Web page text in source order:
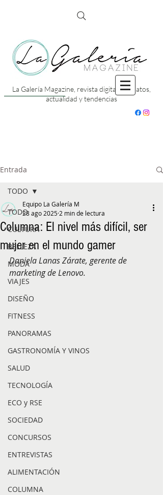
La Galería Magazine, revista digital con datos,
actualidad y tendencias
Entrada
TODO
CULTURA
BELLEZA
MODA
VIAJES
DISEÑO
FITNESS
PANORAMAS
GASTRONOMÍA Y VINOS
SALUD
TECNOLOGÍA
ECO y RSE
SOCIEDAD
CONCURSOS
ENTREVISTAS
ALIMENTACIÓN
COLUMNA
TODO
Columna: El nivel más difícil, ser
mujer en el mundo gamer
Equipo La Galería M
28 ago 2025 2 min de lectura
Daniela Lanas Zárate, gerente de
marketing de Lenovo.